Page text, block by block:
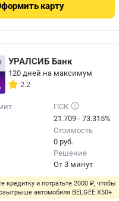
карту
УРАЛСИБ Банк
120 дней на максимум
2.2
ПСК
21.709 - 73.315%
Стоимость
0 руб.
Решение
От 3 минут
кредитку и потратьте 2000 ₽, чтобы
автомобиля BELGEE X50+